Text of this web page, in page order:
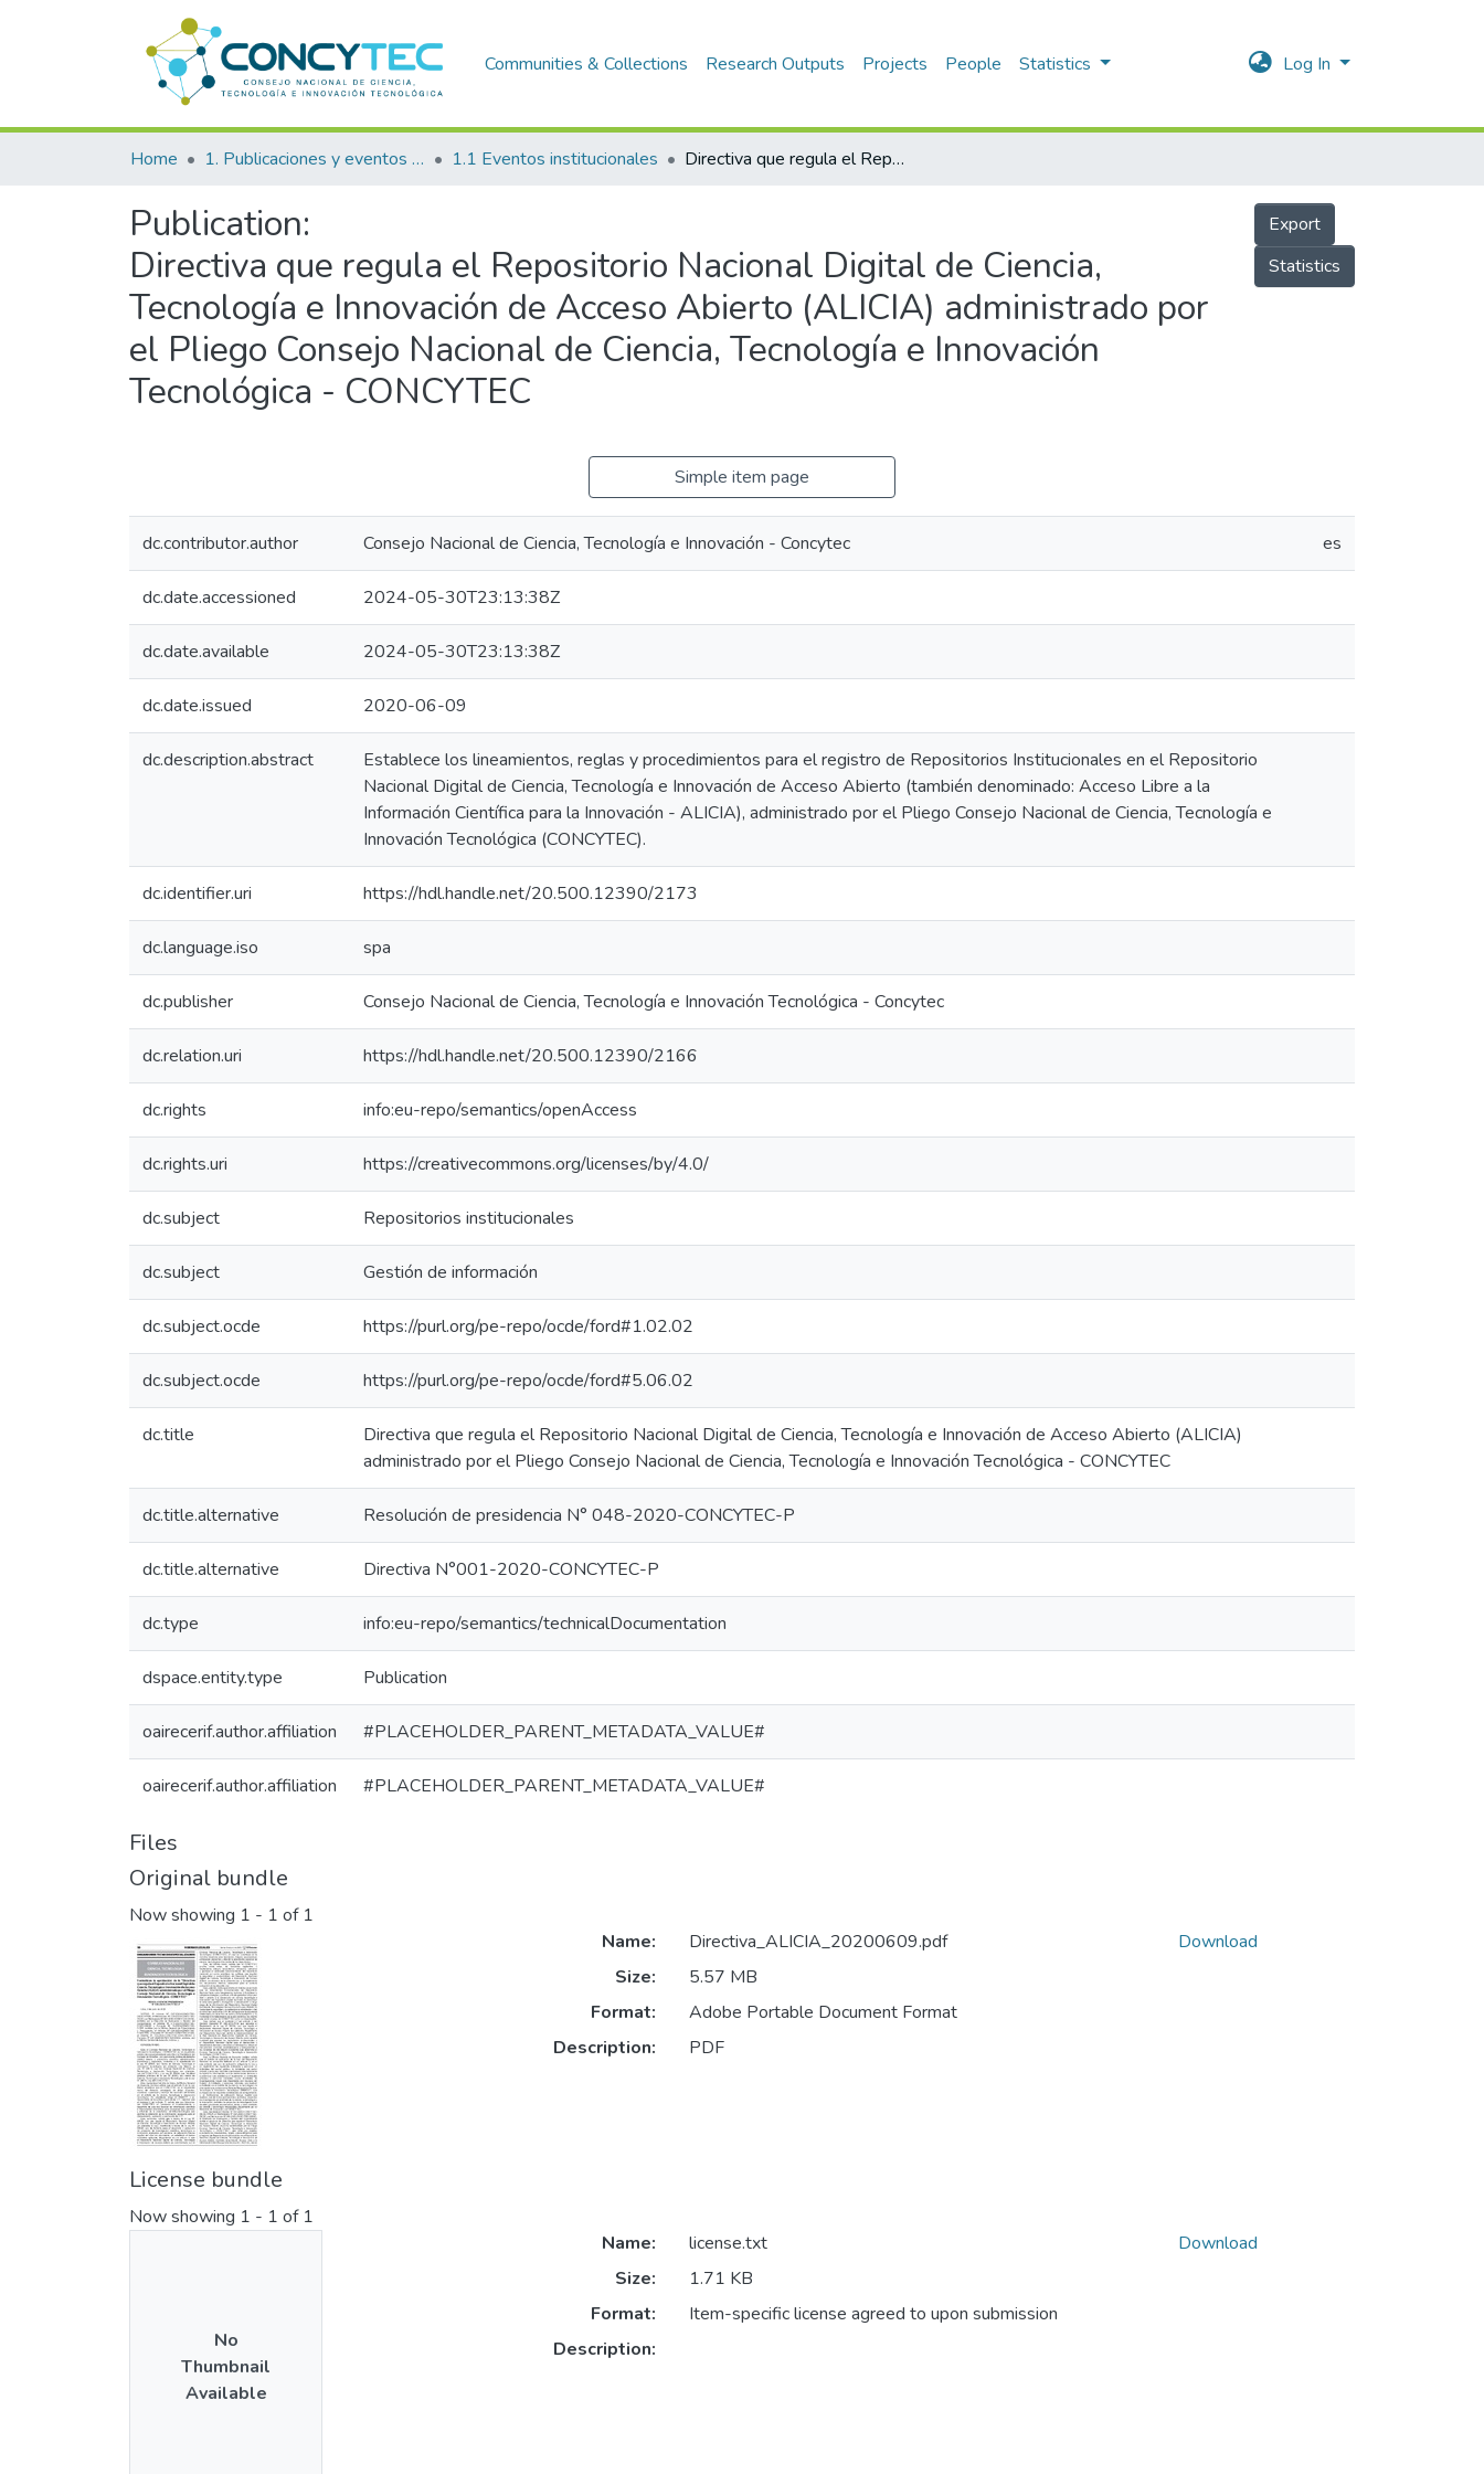
Communities & Collections Research Outputs Projects People Statistics Log In
Home 1. Publicaciones y eventos institucionales 1.1 Eventos institucionales Directiva que regula el Repositorio Nacional Digital de Ciencia, Tecnología e Innovación de Acceso Abierto (ALICIA) administrado por el Pliego Consejo Nacional de Ciencia, Tecnología e Innovación Tecnológica - CONCYTEC
Publication:
Directiva que regula el Repositorio Nacional Digital de Ciencia,
Tecnología e Innovación de Acceso Abierto (ALICIA) administrado por
el Pliego Consejo Nacional de Ciencia, Tecnología e Innovación
Tecnológica - CONCYTEC
Export
Statistics
Simple item page
dc.contributor.author Consejo Nacional de Ciencia, Tecnología e Innovación - Concytec es
dc.date.accessioned 2024-05-30T23:13:38Z
dc.date.available 2024-05-30T23:13:38Z
dc.date.issued 2020-06-09
dc.description.abstract
Establece los lineamientos, reglas y procedimientos para el registro de Repositorios Institucionales en el Repositorio
Nacional Digital de Ciencia, Tecnología e Innovación de Acceso Abierto (también denominado: Acceso Libre a la
Información Científica para la Innovación - ALICIA), administrado por el Pliego Consejo Nacional de Ciencia, Tecnología e
Innovación Tecnológica (CONCYTEC).
dc.identifier.uri https://hdl.handle.net/20.500.12390/2173
dc.language.iso spa
dc.publisher Consejo Nacional de Ciencia, Tecnología e Innovación Tecnológica - Concytec
dc.relation.uri https://hdl.handle.net/20.500.12390/2166
dc.rights info:eu-repo/semantics/openAccess
dc.rights.uri https://creativecommons.org/licenses/by/4.0/
dc.subject Repositorios institucionales
dc.subject Gestión de información
dc.subject.ocde https://purl.org/pe-repo/ocde/ford#1.02.02
dc.subject.ocde https://purl.org/pe-repo/ocde/ford#5.06.02
dc.title
Directiva que regula el Repositorio Nacional Digital de Ciencia, Tecnología e Innovación de Acceso Abierto (ALICIA)
administrado por el Pliego Consejo Nacional de Ciencia, Tecnología e Innovación Tecnológica - CONCYTEC
dc.title.alternative Resolución de presidencia N° 048-2020-CONCYTEC-P
dc.title.alternative Directiva N°001-2020-CONCYTEC-P
dc.type info:eu-repo/semantics/technicalDocumentation
dspace.entity.type Publication
oairecerif.author.affiliation #PLACEHOLDER_PARENT_METADATA_VALUE#
oairecerif.author.affiliation #PLACEHOLDER_PARENT_METADATA_VALUE#
Files
Original bundle
Now showing 1 - 1 of 1
Name:
Directiva_ALICIA_20200609.pdf
Size:
5.57 MB
Format:
Adobe Portable Document Format
Description:
PDF
Download
License bundle
Now showing 1 - 1 of 1
No
Thumbnail
Available
Name:
license.txt
Size:
1.71 KB
Format:
Item-specific license agreed to upon submission
Description:
Download